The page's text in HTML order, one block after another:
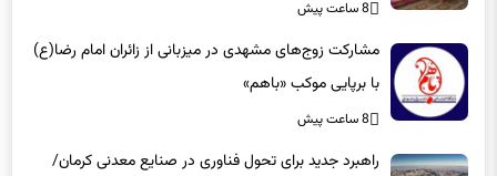
مشارکت زوج‌های مشهدی در میزبانی از زائران امام رضا(ع)
با برپایی موکب «باهم»
8 ساعت پیش
راهبرد جدید برای تحول فناوری در صنایع معدنی کرمان/
پیشنهاد راه‌اندازی مرکز رشد تخصصی معدن